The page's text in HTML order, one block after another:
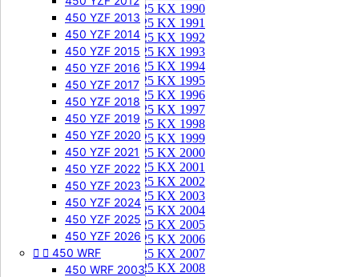
450 YZF 2013
450 YZF 2014
450 YZF 2015
450 YZF 2016
450 YZF 2017
450 YZF 2018
450 YZF 2019
450 YZF 2020
450 YZF 2021
450 YZF 2022
450 YZF 2023
450 YZF 2024
450 YZF 2025
450 YZF 2026
  450 WRF
450 WRF 2003
125 KX 1990
125 KX 1991
125 KX 1992
125 KX 1993
125 KX 1994
125 KX 1995
125 KX 1996
125 KX 1997
125 KX 1998
125 KX 1999
125 KX 2000
125 KX 2001
125 KX 2002
125 KX 2003
125 KX 2004
125 KX 2005
125 KX 2006
125 KX 2007
125 KX 2008